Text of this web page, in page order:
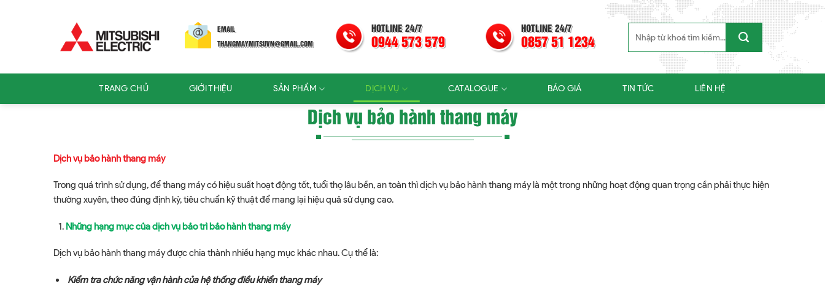
EMAIL
THANGMAYMITSUVN@GMAIL.COM
HOTLINE 24/7
0944 573 579
HOTLINE 24/7
0857 51 1234
for:
TRANG CHỦ GIỚI THIỆU SẢN PHẨM DỊCH VỤ CATALOGUE BÁO GIÁ TIN TỨC LIÊN HỆ
Dịch vụ bảo hành thang máy
Dịch vụ bảo hành thang máy
Trong quá trình sử dụng, để thang máy có hiệu suất hoạt động tốt, tuổi thọ lâu bền, an toàn thì dịch vụ bảo hành thang máy là một trong những hoạt động quan trọng cần phải thực hiện
thường xuyên, theo đúng định kỳ, tiêu chuẩn kỹ thuật để mang lại hiệu quả sử dụng cao.
Những hạng mục của dịch vụ bảo trì bảo hành thang máy
Dịch vụ bảo hành thang máy được chia thành nhiều hạng mục khác nhau. Cụ thể là:
Kiểm tra chức năng vận hành của hệ thống điều khiển thang máy